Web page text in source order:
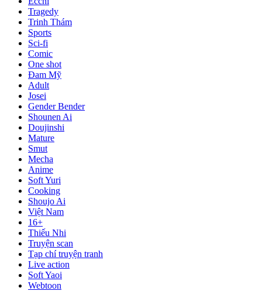
Tragedy
Trinh Thám
Sports
Sci-fi
Comic
One shot
Đam Mỹ
Adult
Josei
Gender Bender
Shounen Ai
Doujinshi
Mature
Smut
Mecha
Anime
Soft Yuri
Cooking
Shoujo Ai
Việt Nam
16+
Thiếu Nhi
Truyện scan
Tạp chí truyện tranh
Live action
Soft Yaoi
Webtoon